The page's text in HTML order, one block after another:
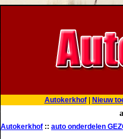
Autokerkhof| Nieuw
Autokerkhof :: auto onderdelen